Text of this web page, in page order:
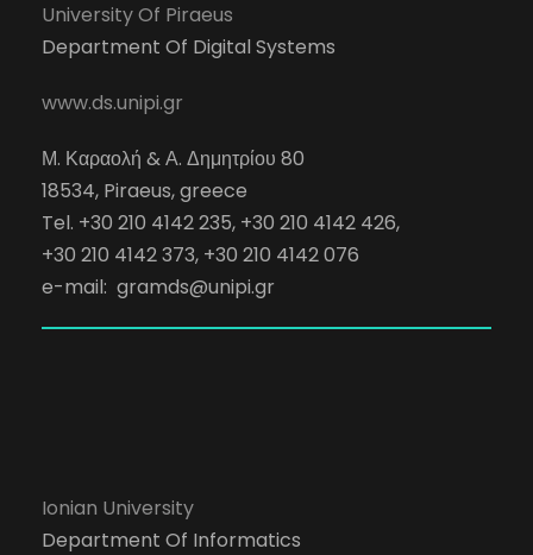
University Of Piraeus
Department Of Digital Systems
www.ds.unipi.gr
Μ. Καραολή & Α. Δημητρίου 80
18534, Piraeus, greece
Tel. +30 210 4142 235, +30 210 4142 426,
+30 210 4142 373, +30 210 4142 076
e-mail: gramds@unipi.gr
Ionian University
Department Of Informatics